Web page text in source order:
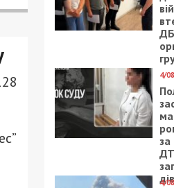
4/
4/